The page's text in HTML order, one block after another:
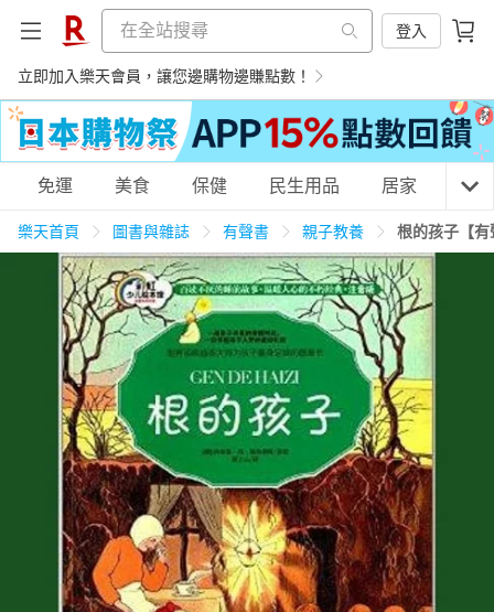
登入
立即加入樂天會員，讓您邊購物邊賺點數！
購物網分類
天天免運 美食蛋糕 養生保健 民生用品
居家生活 3C家電 運動休閒 親子玩具
女裝 男裝 化妝保養 情趣用品
日本購物 電子/紙本書
HOT
免運 美食 保健 民生用品 居家 3C
樂天首頁 圖書與雜誌 有聲書 親子教養 根的孩子【有